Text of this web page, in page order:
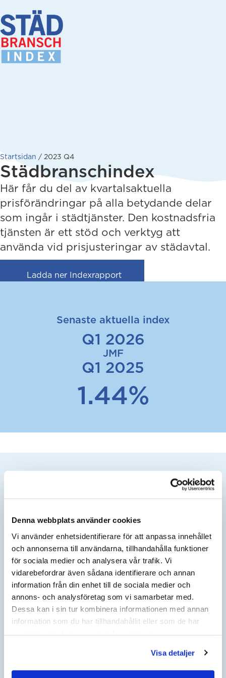
Denna webbplats använder cookies
Vi använder enhetsidentifierare för att anpassa innehållet
och annonserna till användarna, tillhandahålla funktioner
för sociala medier och analysera vår trafik. Vi
vidarebefordrar även sådana identifierare och annan
information från din enhet till de sociala medier och
annons- och analysföretag som vi samarbetar med.
Dessa kan i sin tur kombinera informationen med annan
information som du har tillhandahållit eller som de har
Visa detaljer
Startsidan / 2023 Q4
Städbranschindex
Här får du del av kvartalsaktuella
prisförändringar på alla betydande delar
som ingår i städtjänster. Den kostnadsfria
tjänsten är ett stöd och verktyg att
använda vid prisjusteringar av städavtal.
Ladda ner Indexrapport(opens in new tab)
Senaste aktuella index
Q1 2026
JMF
Q1 2025
1.44%
AKTUELLT ÅR AKTUELLT KVARTAL
JÄMFÖRELSEÅR JÄMFÖRELSE KVARTAL
VISAS HÄR:
ANGE NUVARANDE AVTALSBELOPP: